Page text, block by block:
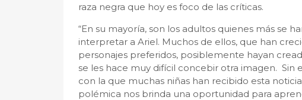
raza negra que hoy es foco de las críticas.
“En su mayoría, son los adultos quienes más se
interpretar a Ariel. Muchos de ellos, que han
personajes preferidos, posiblemente hayan
se les hace muy difícil concebir otra imagen.
con la que muchas niñas han recibido esta
polémica nos brinda una oportunidad para